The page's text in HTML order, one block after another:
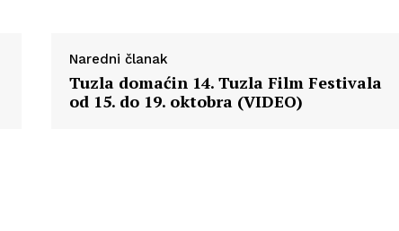
Naredni članak
Tuzla domaćin 14. Tuzla Film Festivala
od 15. do 19. oktobra (VIDEO)